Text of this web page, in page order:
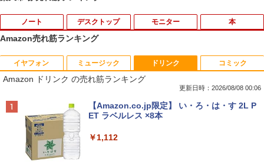
ノート
1
[訳アリ★格安] ノートパソコン Window
s11 15.6型 HP 250 G7 第七世代 Core-i3
メモリ8GB SSD128GB 15.6インチ 無線
LAN テンキー HDMI Webカメラ DVDマ
ルチ Bluetooth USB3.0 SDカード ノー
トPC ノート 中古パソコン 中古PC Win1
デスクトップ モニター
1
PHILIPS 241V8 LED液晶モニター 23.8
インチワイド ブラック 1920×1080 （フ
ルHD）16:9 IPSパネル 非光沢 ノングレ
ア 液晶ディスプレイ HDMI VGA VESA準
拠 PS4 switch 対応 スイッチ 【中古】
本
1
【楽天ブックス限定特典】原かれん 1st
写真集 どストライク(生写真1枚) [ 原 か
￥4,400
Amazon売れ筋ランキング
イヤフォン
Anker Soundcore P40i オフホワイト
ミュージック
BRUCE WAYNE feat. Flo Milli, ATL Jacob
[Explicit]
￥250
ドリンク
Amazon ドリンク の売れ筋ランキング
更新日時：2026/08/08 00:06
【Amazon.co.jp限定】 い・ろ・は・す 2L P
ET ラベルレス ×8本
￥1,112
コミック